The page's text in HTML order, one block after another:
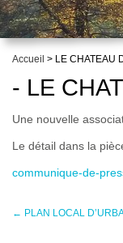
Accueil > LE CHATEAU
- LE
Une nouvelle
Le détail dans la
communique-de-
← PLAN LOCAL